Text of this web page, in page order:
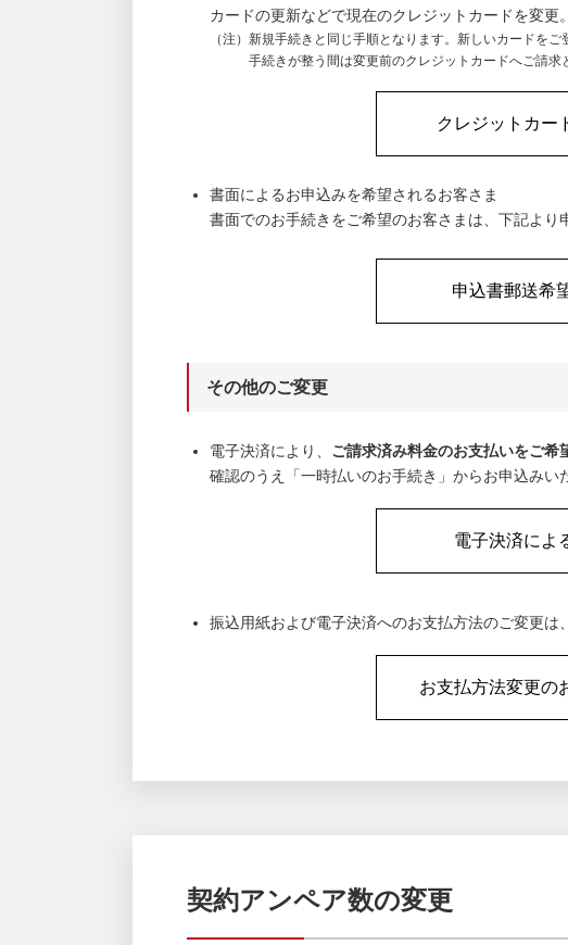
カードの更新などで現在のクレジットカードを変更。
（注）新規手続きと同じ手順となります。新しいカードを
手続きが整う間は変更前のクレジットカードへご請求
クレジットカー
書面によるお申込みを希望されるお客さま
書面でのお手続きをご希望のお客さまは、下記より
申込書郵送希
その他のご変更
電子決済により、 ご請求済み料金のお支払いをご希
確認のうえ「一時払いのお手続き」からお申込みい
電子決済によ
振込用紙および電子決済へのお支払方法のご変更は
お支払方法変更の
契約アンペア数の変更